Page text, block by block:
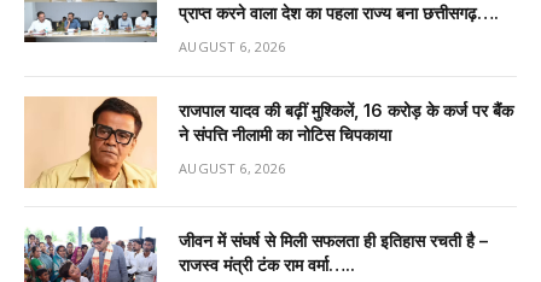
प्राप्त करने वाला देश का पहला राज्य बना छत्तीसगढ़….
AUGUST 6, 2026
राजपाल यादव की बढ़ीं मुश्किलें, ₹16 करोड़ के कर्ज पर बैंक
ने संपत्ति नीलामी का नोटिस चिपकाया
AUGUST 6, 2026
जीवन में संघर्ष से मिली सफलता ही इतिहास रचती है –
राजस्व मंत्री टंक राम वर्मा…..